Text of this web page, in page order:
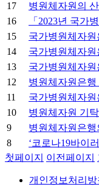
17
병원체자원의
16
「2023년 국가
15
국가병원체자
14
국가병원체자원
13
국가병원체자
12
병원체자원은
11
국가병원체자원
10
병원체자원 기
9
병원체자원은행
8
‘코로나19바이
첫페이지
이전페이지
개인정보처리방